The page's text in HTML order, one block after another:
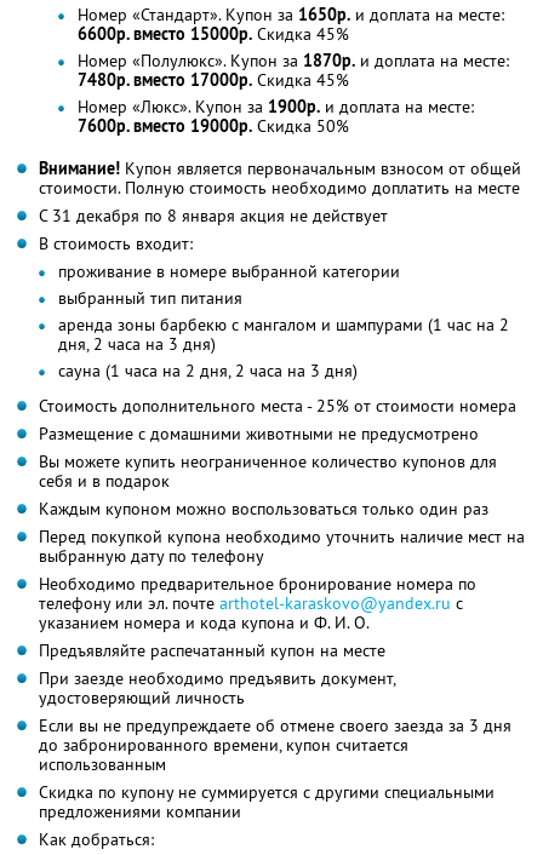
Номер «Стандарт». Купон за 1650р. и доплата на месте:
6600р. вместо 15000р. Скидка 45%
Номер «Полулюкс». Купон за 1870р. и доплата на месте:
7480р. вместо 17000р. Скидка 45%
Номер «Люкс». Купон за 1900р. и доплата на месте:
7600р. вместо 19000р. Скидка 50%
Внимание! Купон является первоначальным взносом от общей
стоимости. Полную стоимость необходимо доплатить на месте
С 31 декабря по 8 января акция не действует
В стоимость входит:
проживание в номере выбранной категории
выбранный тип питания
аренда зоны барбекю с мангалом и шампурами (1 час на 2
дня, 2 часа на 3 дня)
сауна (1 часа на 2 дня, 2 часа на 3 дня)
Стоимость дополнительного места - 25% от стоимости номера
Размещение с домашними животными не предусмотрено
Вы можете купить неограниченное количество купонов для
себя и в подарок
Каждым купоном можно воспользоваться только один раз
Перед покупкой купона необходимо уточнить наличие мест на
выбранную дату по телефону
Необходимо предварительное бронирование номера по
телефону или эл. почте arthotel-karaskovo@yandex.ru с
указанием номера и кода купона и Ф. И. О.
Предъявляйте распечатанный купон на месте
При заезде необходимо предъявить документ,
удостоверяющий личность
Если вы не предупреждаете об отмене своего заезда за 3 дня
до забронированного времени, купон считается
использованным
Скидка по купону не суммируется с другими специальными
предложениями компании
Как добраться: